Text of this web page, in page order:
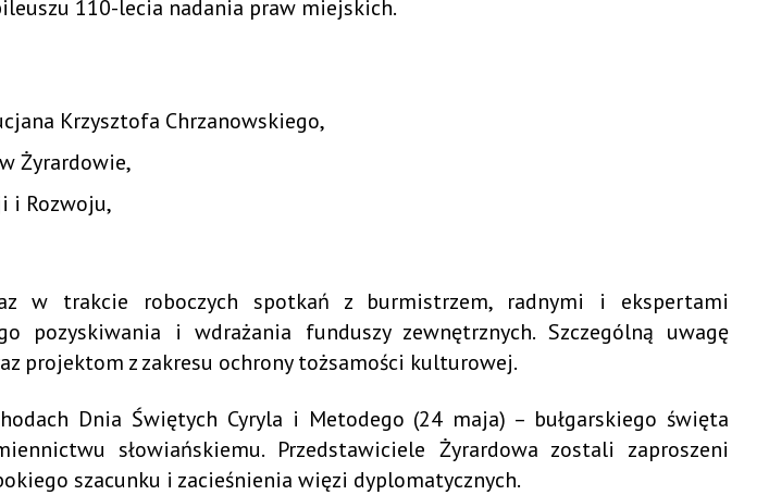
110-lecia nadania praw miejskich.
Krzysztofa Chrzanowskiego,
Żyrardowie,
i Rozwoju,
w trakcie roboczych spotkań z burmistrzem, radnymi i ekspertami
pozyskiwania i wdrażania funduszy zewnętrznych. Szczególną uwagę
projektom z zakresu ochrony tożsamości kulturowej.
Dnia Świętych Cyryla i Metodego (24 maja) – bułgarskiego święta
słowiańskiemu. Przedstawiciele Żyrardowa zostali zaproszeni
szacunku i zacieśnienia więzi dyplomatycznych.